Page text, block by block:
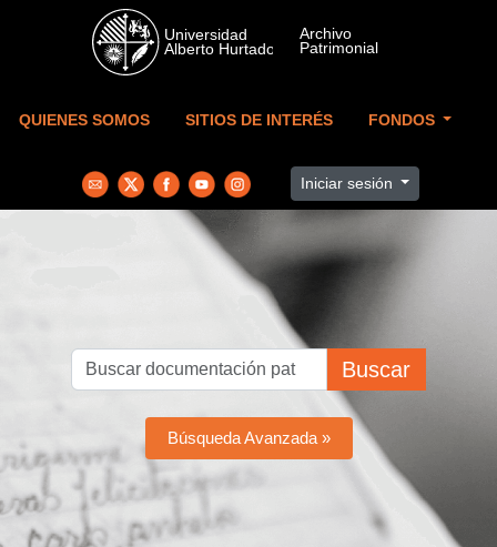
Skip to main content
QUIENES SOMOS SITIOS DE INTERÉS FONDOS
Iniciar sesión
Buscar
Búsqueda Avanzada »